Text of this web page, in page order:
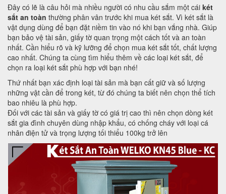
Đây có lẽ là câu hỏi mà nhiều người có nhu cầu sắm một cái két
sắt an toàn thường phân vân trước khi mua két sắt. Vì két sắt là
vật dụng dùng để bạn đặt niềm tin vào nó khi bạn vắng nhà. Giúp
bạn bảo vệ tài sản, giấy tờ quan trọng một cách tốt và an toàn
nhất. Cần hiểu rõ và kỹ lưỡng để chọn mua két sắt tốt, chất lượng
cao nhất. Chúng ta cùng tìm hiểu thêm về các loại két sắt, để
chọn ra loại két sắt phù hợp với bạn nhé!
Thứ nhất bạn xác định loại tài sản mà bạn cất giữ và số lượng
những vật cần để trong két, từ đó chúng ta biết nên chọn thể tích
bao nhiêu là phù hợp.
Đối với các tài sản và giấy tờ có giá trị cao thì nên chọn dòng két
sắt gia đình chuyên dùng nhập khẩu, có chống cháy với loại cá
nhân điện tử và trọng lượng tối thiểu 100kg trở lên